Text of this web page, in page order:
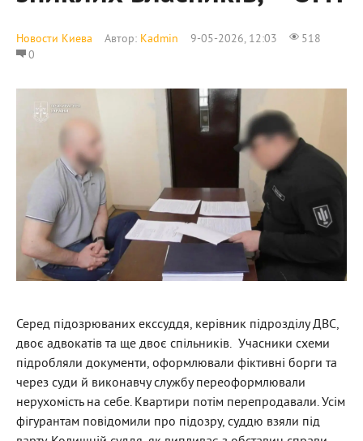
Новости Киева Автор: Kadmin 9-05-2026, 12:03
518
0
Серед підозрюваних екссуддя, керівник підрозділу ДВС,
двоє адвокатів та ще двоє спільників. Учасники схеми
підробляли документи, оформлювали фіктивні борги та
через суди й виконавчу службу переоформлювали
нерухомість на себе. Квартири потім перепродавали. Усім
фігурантам повідомили про підозру, суддю взяли під